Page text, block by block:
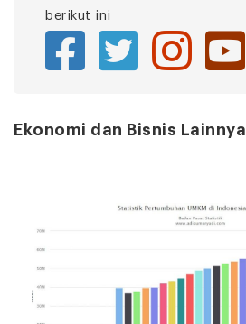
berikut ini
Ekonomi dan Bisnis Lainnya